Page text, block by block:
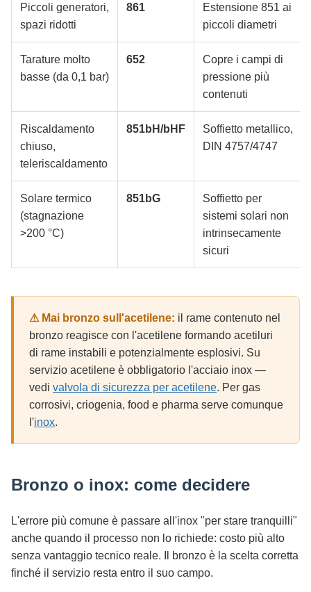
Piccoli generatori,
spazi ridotti
861
Estensione 851 ai
piccoli diametri
Tarature molto
basse (da 0,1 bar)
652
Copre i campi di
pressione più
contenuti
Riscaldamento
chiuso,
teleriscaldamento
851bH/bHF
Soffietto metallico,
DIN 4757/4747
Solare termico
(stagnazione
>200 °C)
851bG
Soffietto per
sistemi solari non
intrinsecamente
sicuri
⚠ Mai bronzo sull'acetilene: il rame contenuto nel
bronzo reagisce con l'acetilene formando acetiluri
di rame instabili e potenzialmente esplosivi. Su
servizio acetilene è obbligatorio l'acciaio inox —
vedi valvola di sicurezza per acetilene. Per gas
corrosivi, criogenia, food e pharma serve comunque
l'inox.
Bronzo o inox: come decidere
L'errore più comune è passare all'inox "per stare tranquilli"
anche quando il processo non lo richiede: costo più alto
senza vantaggio tecnico reale. Il bronzo è la scelta corretta
finché il servizio resta entro il suo campo.